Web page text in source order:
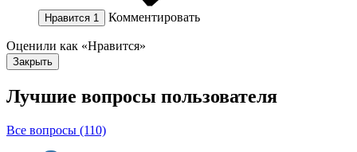
Нравится 1 Комментировать
Оценили как «Нравится»
Закрыть
Лучшие вопросы пользователя
Все вопросы (110)